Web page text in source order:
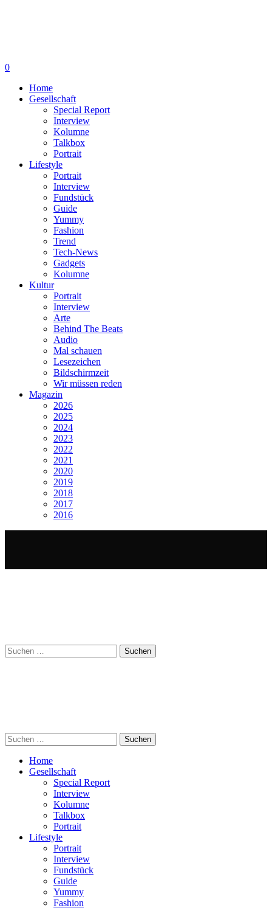
0
Home
Gesellschaft
Special Report
Interview
Kolumne
Talkbox
Portrait
Lifestyle
Portrait
Interview
Fundstück
Guide
Yummy
Fashion
Trend
Tech-News
Gadgets
Kolumne
Kultur
Portrait
Interview
Arte
Behind The Beats
Audio
Mal schauen
Lesezeichen
Bildschirmzeit
Wir müssen reden
Magazin
2026
2025
2024
2023
2022
2021
2020
2019
2018
2017
2016
Suchen
nach:
Suchen
nach:
Home
Gesellschaft
Special Report
Interview
Kolumne
Talkbox
Portrait
Lifestyle
Portrait
Interview
Fundstück
Guide
Yummy
Fashion